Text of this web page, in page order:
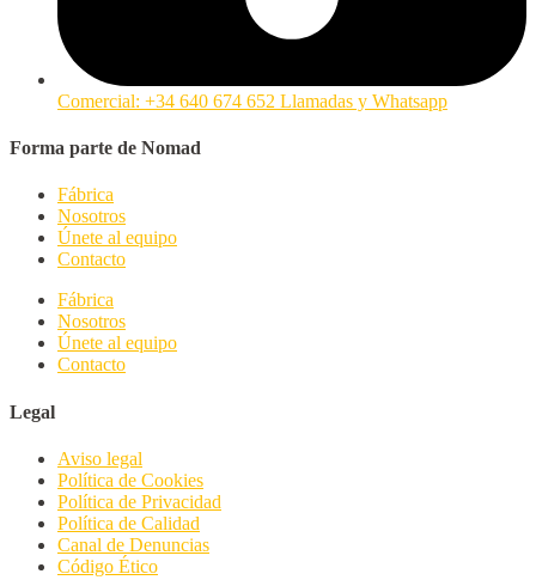
Comercial: +34 640 674 652 Llamadas y Whatsapp
Forma parte de Nomad
Fábrica
Nosotros
Únete al equipo
Contacto
Fábrica
Nosotros
Únete al equipo
Contacto
Legal
Aviso legal
Política de Cookies
Política de Privacidad
Política de Calidad
Canal de Denuncias
Código Ético